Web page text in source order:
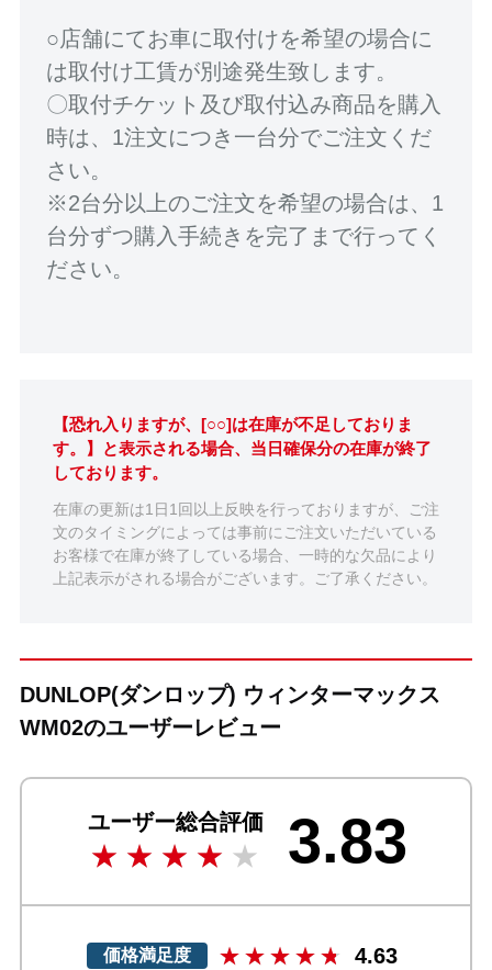
○店舗にてお車に取付けを希望の場合に
は取付け工賃が別途発生致します。
〇取付チケット及び取付込み商品を購入
時は、1注文につき一台分でご注文くだ
さい。
※2台分以上のご注文を希望の場合は、1
台分ずつ購入手続きを完了まで行ってく
ださい。
【恐れ入りますが、[○○]は在庫が不足しておりま
す。】と表示される場合、当日確保分の在庫が終了
しております。
在庫の更新は1日1回以上反映を行っておりますが、ご注
文のタイミングによっては事前にご注文いただいている
お客様で在庫が終了している場合、一時的な欠品により
上記表示がされる場合がございます。ご了承ください。
DUNLOP(ダンロップ) ウィンターマックス
WM02のユーザーレビュー
ユーザー総合評価 3.83
価格満足度 4.63